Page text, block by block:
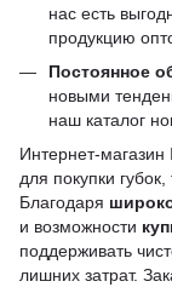
нас есть
продукцию
Постоянное
новыми
наш каталог
Интернет-
для покупки
Благодаря
и возможности
поддерживать
лишних затрат.